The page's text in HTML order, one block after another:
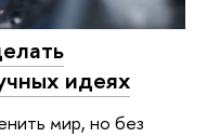
идеях
мир, но без